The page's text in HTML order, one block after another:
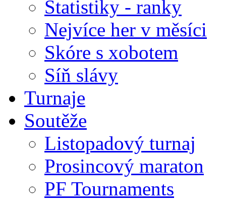
Statistiky - ranky
Nejvíce her v měsíci
Skóre s xobotem
Síň slávy
Turnaje
Soutěže
Listopadový turnaj
Prosincový maraton
PF Tournaments